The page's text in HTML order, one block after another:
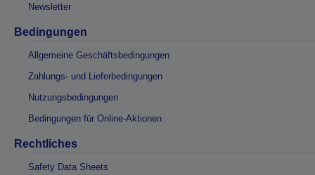
Newsletter
Bedingungen
Allgemeine Geschäftsbedingungen
Zahlungs- und Lieferbedingungen
Nutzungsbedingungen
Bedingungen für Online-Aktionen
Rechtliches
Safety Data Sheets